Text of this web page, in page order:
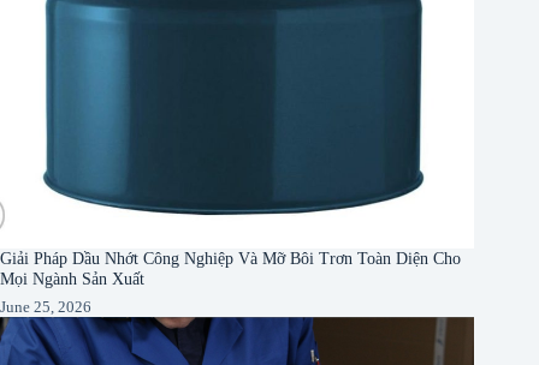
Giải Pháp Dầu Nhớt Công Nghiệp Và Mỡ Bôi Trơn Toàn Diện Cho
Mọi Ngành Sản Xuất
June 25, 2026